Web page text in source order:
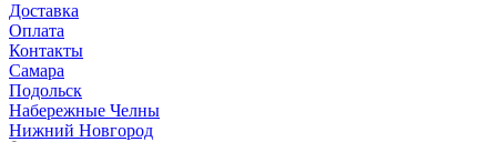
Доставка
Оплата
Контакты
Самара
Подольск
Набережные Челны
Нижний Новгород